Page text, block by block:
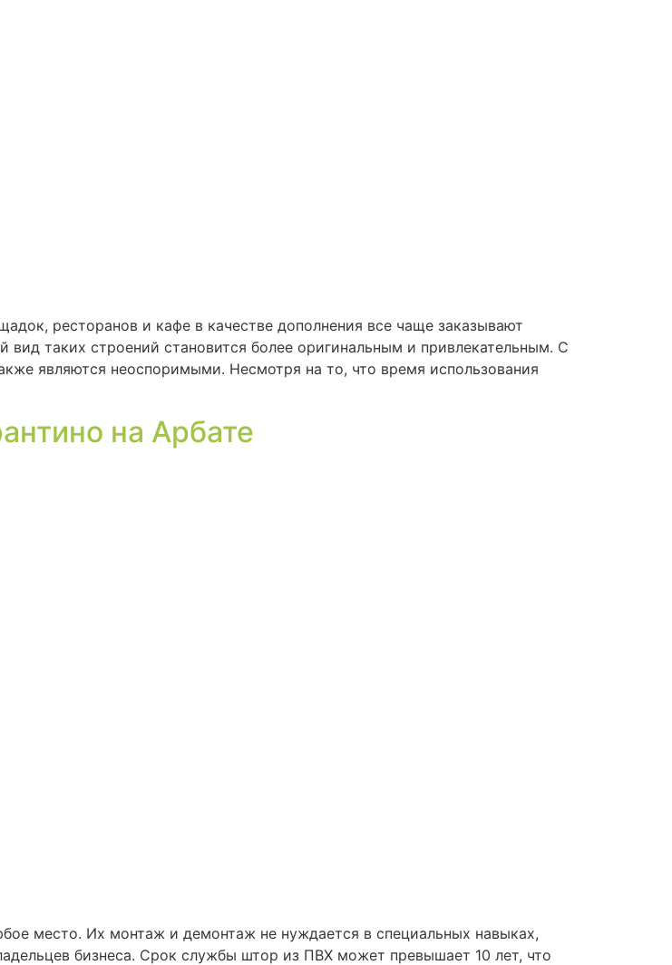
ресторанов и кафе в качестве дополнения все чаще заказывают
таких строений становится более оригинальным и привлекательным. С
являются неоспоримыми. Несмотря на то, что время использования
на Арбате
место. Их монтаж и демонтаж не нуждается в специальных навыках,
бизнеса. Срок службы штор из ПВХ может превышает 10 лет, что